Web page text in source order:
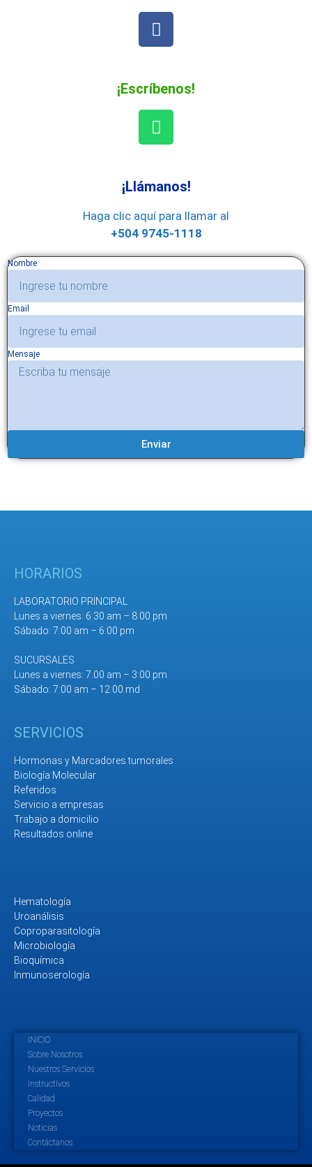
¡Escríbenos!
¡Llámanos!
Haga clic aquí para llamar al
+504 9745-1118
Nombre
Email
Mensaje
Enviar
HORARIOS
LABORATORIO PRINCIPAL
Lunes a viernes: 6:30 am – 8:00 pm
Sábado: 7:00 am – 6:00 pm
SUCURSALES
Lunes a viernes: 7:00 am – 3:00 pm
Sábado: 7:00 am – 12:00 md
SERVICIOS
Hormonas y Marcadores tumorales
Biología Molecular
Referidos
Servicio a empresas
Trabajo a domicilio
Resultados online
Hematología
Uroanálisis
Coproparasitología
Microbiología
Bioquímica
Inmunoserología
INICIO
Sobre Nosotros
Nuestros Servicios
Instructivos
Calidad
Proyectos
Noticias
Contáctanos